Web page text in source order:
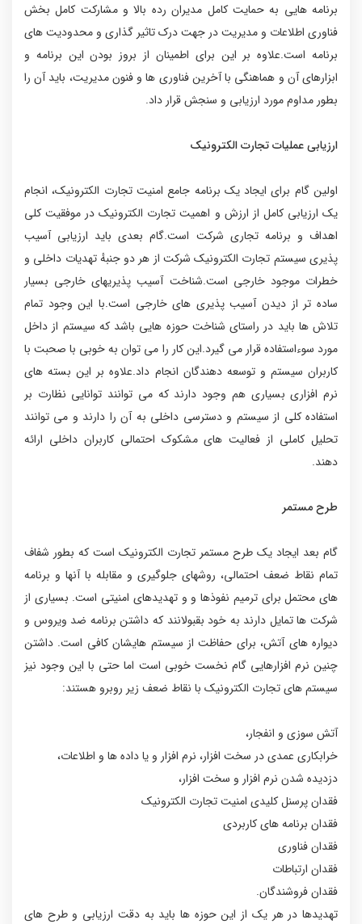
برنامه هایی به حمایت کامل مدیران رده بالا و مشارکت کامل بخش
فناوری اطلاعات و مدیریت در جهت درک تاثیر گذاری و محدودیت های
برنامه است.علاوه بر این برای اطمینان از بروز بودن این برنامه و
ابزارهای آن و هماهنگی با آخرین فناوری ها و فنون مدیریت، باید آن را
بطور مداوم مورد ارزیابی و سنجش قرار داد.
ارزیابی عملیات تجارت الکترونیک
اولین گام برای ایجاد یک برنامه جامع امنیت تجارت الکترونیک، انجام
یک ارزیابی کامل از ارزش و اهمیت تجارت الکترونیک در موفقیت کلی
اهداف و برنامه تجاری شرکت است.گام بعدی باید ارزیابی آسیب
پذیری سیستم تجارت الکترونیک شرکت از هر دو جنبهٔ تهدیات داخلی و
خطرات موجود خارجی است.شناخت آسیب پذیریهای خارجی بسیار
ساده تر از دیدن آسیب پذیری های خارجی است.با این وجود تمام
تلاش ها باید در راستای شناخت حوزه هایی باشد که سیستم از داخل
مورد سوءاستفاده قرار می گیرد.این کار را می توان به خوبی با صحبت با
کاربران سیستم و توسعه دهندگان انجام داد.علاوه بر این بسته های
نرم افزاری بسیاری هم وجود دارند که می توانند توانایی نظارت بر
استفاده کلی از سیستم و دسترسی داخلی به آن را دارند و می توانند
تحلیل کاملی از فعالیت های مشکوک احتمالی کاربران داخلی ارائه
دهند.
طرح مستمر
گام بعد ایجاد یک طرح مستمر تجارت الکترونیک است که بطور شفاف
تمام نقاط ضعف احتمالی، روشهای جلوگیری و مقابله با آنها و برنامه
های محتمل برای ترمیم نفوذها و و تهدیدهای امنیتی است. بسیاری از
شرکت ها تمایل دارند به خود بقبولانند که داشتن برنامه ضد ویروس و
دیواره های آتش، برای حفاظت از سیستم هایشان کافی است. داشتن
چنین نرم افزارهایی گام نخست خوبی است اما حتی با این وجود نیز
سیستم های تجارت الکترونیک با نقاط ضعف زیر روبرو هستند:
آتش سوزی و انفجار،
خرابکاری عمدی در سخت افزار، نرم افزار و یا داده ها و اطلاعات،
دزدیده شدن نرم افزار و سخت افزار،
فقدان پرسنل کلیدی امنیت تجارت الکترونیک
فقدان برنامه های کاربردی
فقدان فناوری
فقدان ارتباطات
فقدان فروشندگان.
تهدیدها در هر یک از این حوزه ها باید به دقت ارزیابی و طرح های